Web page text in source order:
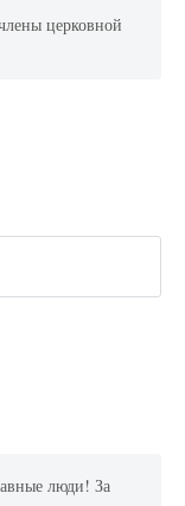
церковной
люди! За